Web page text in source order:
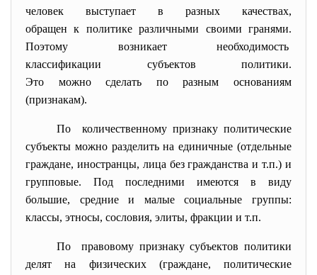
человек выступает в разных качествах,
обращен к политике различными своими гранями.
Поэтому возникает необходимость
классификации субъектов политики.
Это можно сделать по разным основаниям
(признакам).
По количественному признаку политические
субъекты можно разделить на единичные (отдельные
граждане, иностранцы, лица без гражданства и т.п.) и
групповые. Под последними имеются в виду
большие, средние и малые социальные группы:
классы, этносы, сословия, элиты, фракции и т.п.
По правовому признаку субъектов политики
делят на физических (граждане, политические